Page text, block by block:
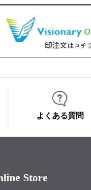
よくある質問
Store